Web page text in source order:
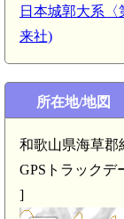
日本城郭大系
来社)
所在地/地図
和歌山県海草郡
GPSトラックデ
]
紀伊 勝